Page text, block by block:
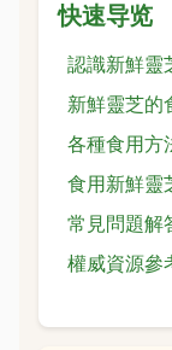
快速导览
認識新鮮靈
新鮮靈芝的
各種食用方
食用新鮮靈
常見問題解
權威資源參